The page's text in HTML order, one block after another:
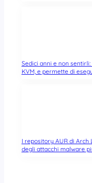
Sedici anni e non
KVM, e permette di
I repository AUR di Arch
degli attacchi malware